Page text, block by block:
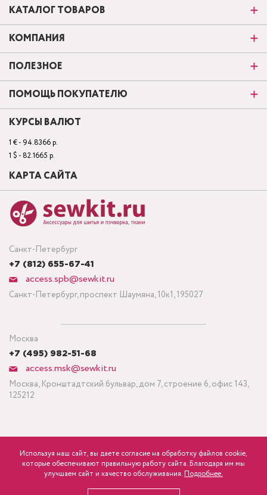
розница Минимальный заказ ткани от 3 метров
Санкт-Петербург
+7 (812) 655-67-41
access.spb@sewkit.ru
Санкт-Петербург, проспект Шаумяна, 10к1, 195027
Москва
+7 (495) 982-51-68
access.msk@sewkit.ru
Москва, Кронштадтский бульвар, дом 7, строение 6, офис 143,
125212
КАТАЛОГ ТОВАРОВ
КОМПАНИЯ
ПОЛЕЗНОЕ
ПОМОЩЬ ПОКУПАТЕЛЮ
КУРСЫ ВАЛЮТ
1 € - 94.8366 р.
1 $ - 82.1665 р.
КАРТА САЙТА
Политика конфиденциальности
ПОДПИСАТЬСЯ НА НОВОСТИ
Используя наш сайт, вы даете согласие на обработку файлов cookie,
которые обеспечивают правильную работу сайта. Благодаря им мы
улучшаем сайт и качество обслуживания. Подробнее.